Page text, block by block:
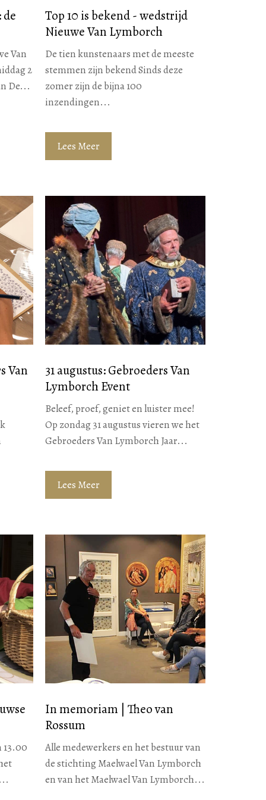
Van
2
De...
Top 10 is bekend - wedstrijd
Nieuwe Van Lymborch
De tien kunstenaars met de meeste
stemmen zijn bekend Sinds deze
zomer zijn de bijna 100
inzendingen...
Lees Meer
Van
31 augustus: Gebroeders Van
Lymborch Event
Beleef, proef, geniet en luister mee!
Op zondag 31 augustus vieren we het
Gebroeders Van Lymborch Jaar...
Lees Meer
13.00
In memoriam | Theo van
Rossum
Alle medewerkers en het bestuur van
de stichting Maelwael Van Lymborch
en van het Maelwael Van Lymborch...